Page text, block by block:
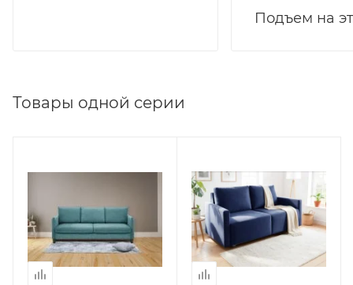
Подъем на
Товары одной серии